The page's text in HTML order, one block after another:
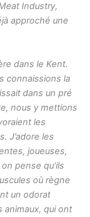
Industry,
approché une
dans le Kent.
connaissions la
dans un pré
nous y mettions
les
J’adore les
joueuses,
pense qu’ils
où règne
un odorat
animaux, qui ont